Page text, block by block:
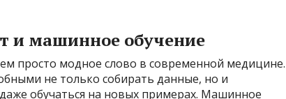
и машинное обучение
просто модное слово в современной медицине.
не только собирать данные, но и
обучаться на новых примерах. Машинное